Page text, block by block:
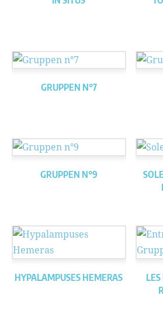
GRUPPEN N°7
GRUPPEN N°9
HYPALAMPUSES HEMERAS